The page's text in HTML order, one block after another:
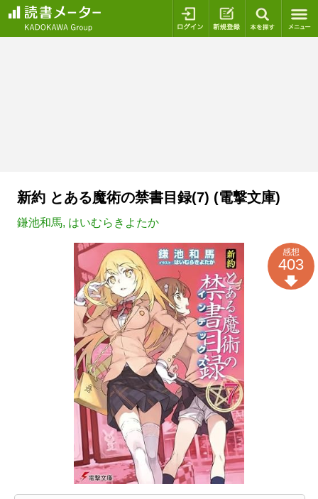
ログイン 新規登録
新約 とある魔術の禁書目録(7) (電撃文庫)
鎌池和馬, はいむらきよたか
感想
403